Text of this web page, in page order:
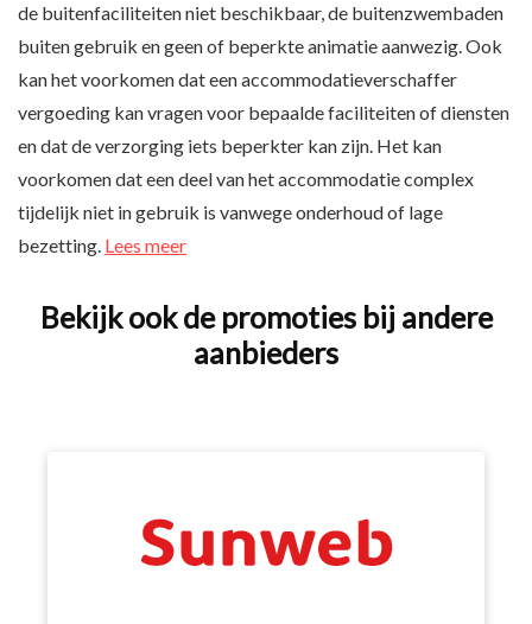
de buitenfaciliteiten niet beschikbaar, de buitenzwembaden
buiten gebruik en geen of beperkte animatie aanwezig. Ook
kan het voorkomen dat een accommodatieverschaffer
vergoeding kan vragen voor bepaalde faciliteiten of diensten
en dat de verzorging iets beperkter kan zijn. Het kan
voorkomen dat een deel van het accommodatie complex
tijdelijk niet in gebruik is vanwege onderhoud of lage
bezetting. Lees meer
Bekijk ook de promoties bij andere
aanbieders